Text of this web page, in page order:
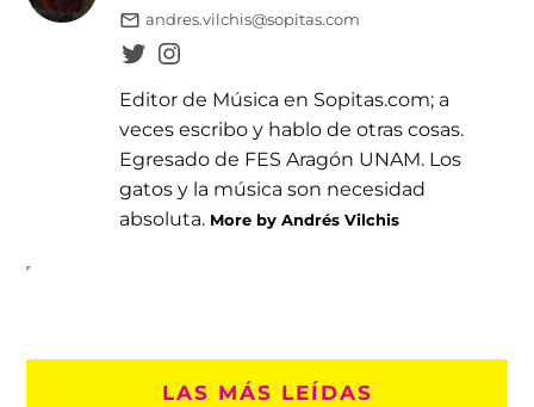
andres.vilchis@sopitas.com
Editor de Música en Sopitas.com; a
veces escribo y hablo de otras cosas.
Egresado de FES Aragón UNAM. Los
gatos y la música son necesidad
absoluta. More by Andrés Vilchis
LAS MÁS LEÍDAS